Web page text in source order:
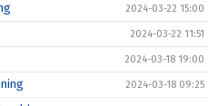
2024-03-22 15:00
2024-03-22 11:51
2024-03-18 19:00
2024-03-18 09:25